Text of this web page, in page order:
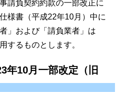
請負契約約款の一部改正に
様書（平成22年10月）中に
」および「請負業者」は
するものとします。
年10月一部改定（旧